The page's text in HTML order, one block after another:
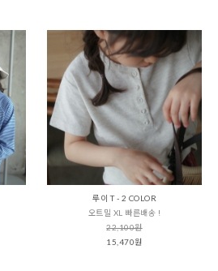
루이 T - 2 COLOR
오트밀 XL 빠른배송 !
22,100원
15,470원